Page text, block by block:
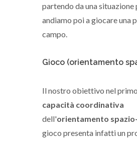
partendo da una
andiamo poi a giocare una
campo.
Gioco (orientamento
Il nostro obiettivo nel
capacità coordinativa
dell'orientamento
gioco presenta infatti un